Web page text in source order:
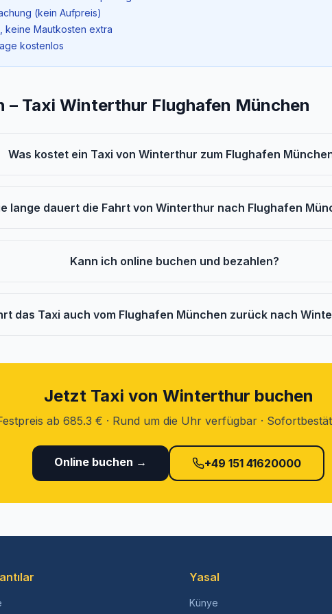
(kein Aufpreis)
keine Mautkosten extra
kostenlos
– Taxi Winterthur Flughafen München
Was kostet ein Taxi von Winterthur zum Flughafen
lange dauert die Fahrt von Winterthur nach Flughafen
Kann ich online buchen und bezahlen?
das Taxi auch vom Flughafen München zurück nach
Jetzt Taxi von Winterthur buchen
ab 685.3 € · Rund um die Uhr verfügbar ·
Online buchen → +49 151 41620000
Yasal
Künye